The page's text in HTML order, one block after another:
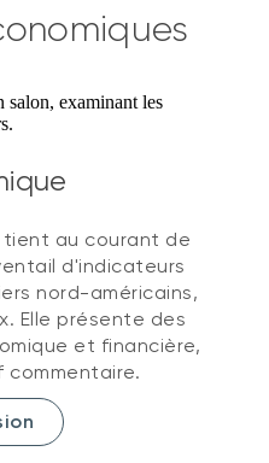
au courant de
d'indicateurs
nord-américains,
Elle présente des
et financière,
commentaire.